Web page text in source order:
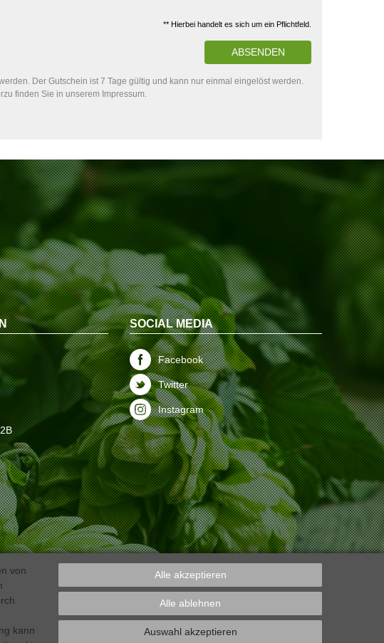
** Hierbei handelt es sich um ein Pflichtfeld.
ABSENDEN
Der Gutschein ist 7 Tage gültig und kann nur einmal eingelöst werden.
finden Sie in unserem Impressum.
SOCIAL MEDIA
Facebook
Twitter
Instagram
von
kann
Alle akzeptieren
Alle ablehnen
Auswahl akzeptieren